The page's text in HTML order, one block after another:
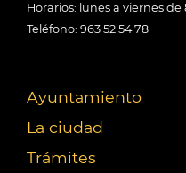
Horarios: lunes a viernes de
Teléfono: 963 52 54 78
Ayuntamiento
La ciudad
Trámites